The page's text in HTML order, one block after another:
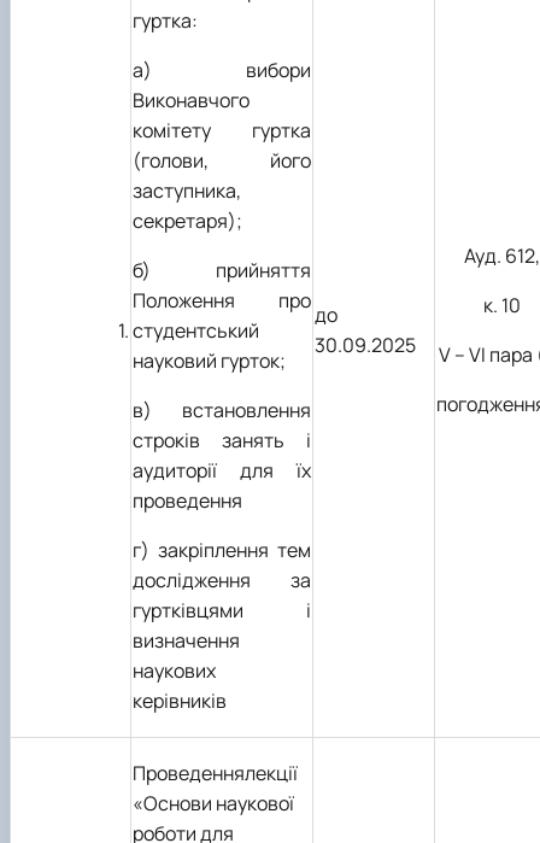
1.
гуртка:
а) вибори
Виконавчого
комітету гуртка
(голови, його
заступника,
секретаря);
б) прийняття
Положення про
студентський
науковий гурток;
в) встановлення
строків занять і
аудиторії для їх
проведення
г) закріплення тем
дослідження за
гуртківцями і
визначення
наукових
керівників
до
30.09.2025
Ауд. 612,
к. 10
V – VI пара
Проведеннялекції
«Основи наукової
роботи для